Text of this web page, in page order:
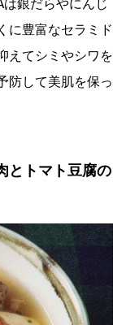
銀だらやにんじ
に豊富なセラミド
えてシミやシワを
防して美肌を保っ
とトマト豆腐の